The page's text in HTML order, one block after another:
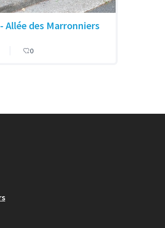
Allée des Marronniers
0